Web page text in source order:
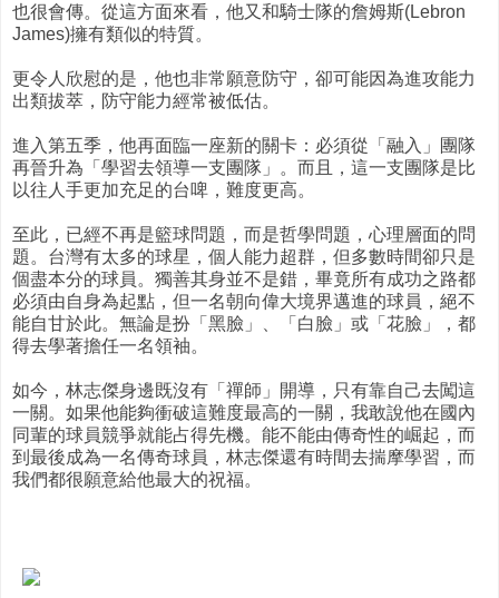
也很會傳。從這方面來看，他又和騎士隊的詹姆斯(Lebron
James)擁有類似的特質。
更令人欣慰的是，他也非常願意防守，卻可能因為進攻能力
出類拔萃，防守能力經常被低估。
進入第五季，他再面臨一座新的關卡：必須從「融入」團隊
再晉升為「學習去領導一支團隊」。而且，這一支團隊是比
以往人手更加充足的台啤，難度更高。
至此，已經不再是籃球問題，而是哲學問題，心理層面的問
題。台灣有太多的球星，個人能力超群，但多數時間卻只是
個盡本分的球員。獨善其身並不是錯，畢竟所有成功之路都
必須由自身為起點，但一名朝向偉大境界邁進的球員，絕不
能自甘於此。無論是扮「黑臉」、「白臉」或「花臉」，都
得去學著擔任一名領袖。
如今，林志傑身邊既沒有「禪師」開導，只有靠自己去闖這
一關。如果他能夠衝破這難度最高的一關，我敢說他在國內
同輩的球員競爭就能占得先機。能不能由傳奇性的崛起，而
到最後成為一名傳奇球員，林志傑還有時間去揣摩學習，而
我們都很願意給他最大的祝福。